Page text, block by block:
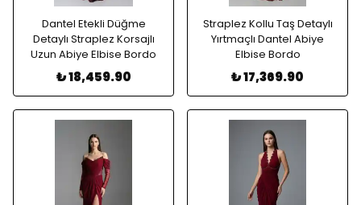
Dantel Etekli Düğme
Detaylı Straplez Korsajlı
Uzun Abiye Elbise Bordo
₺ 18,459.90
Straplez Kollu Taş Detaylı
Yırtmaçlı Dantel Abiye
Elbise Bordo
₺ 17,369.90